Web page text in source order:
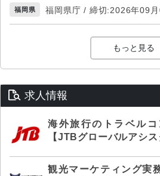
福岡県 福岡県庁 / 締切:2026年09月
もっと見る
求人情報
海外旅行のトラベル
【JTBグローバルアシス
観光マーケティング実